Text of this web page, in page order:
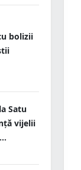
bolizii
Satu
vijelii